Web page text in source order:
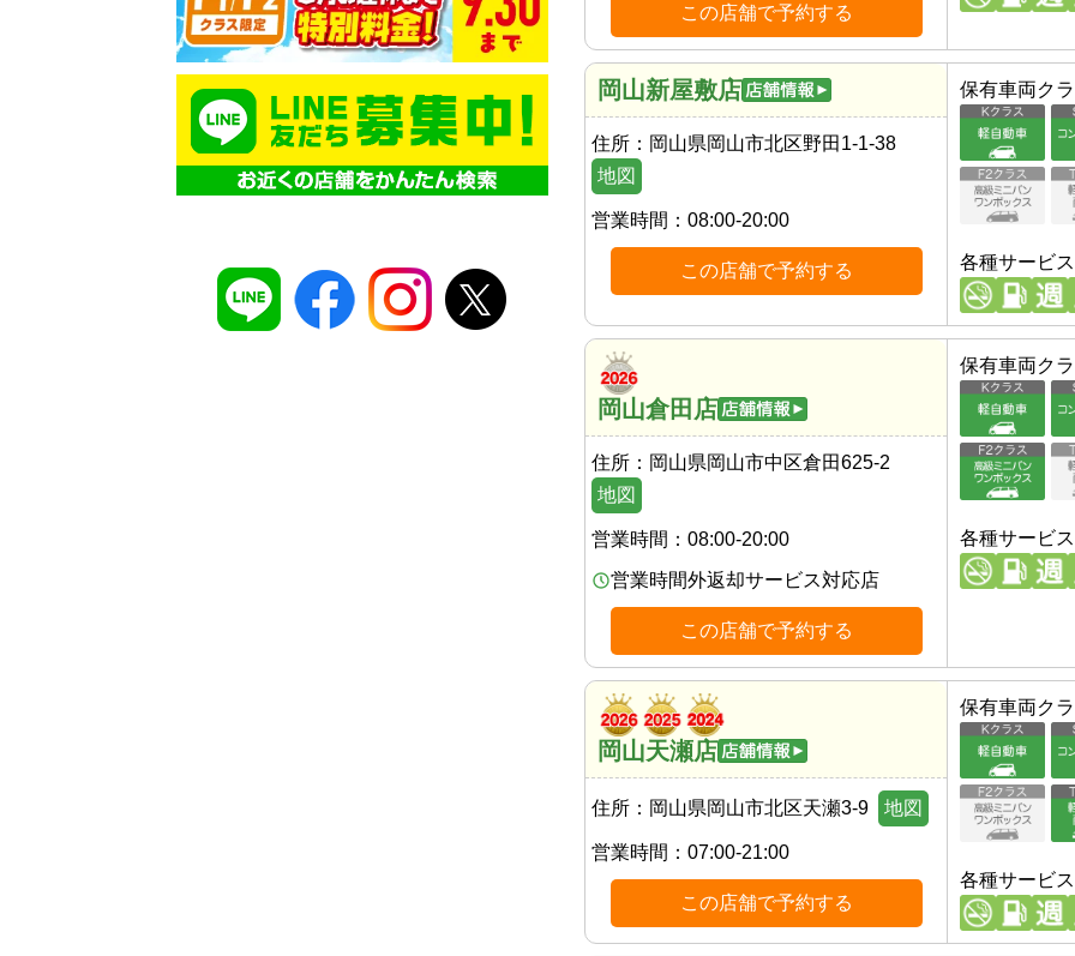
この店舗で予約する
岡山新屋敷店
住所： 岡山県岡山市北区野田1-1-38
地図
営業時間： 08:00-20:00
この店舗で予約する
保有車両ク
各種サービス
岡山倉田店
住所： 岡山県岡山市中区倉田625-2
地図
営業時間： 08:00-20:00
営業時間外返却サービス対応店
この店舗で予約する
保有車両ク
各種サービス
岡山天瀬店
住所： 岡山県岡山市北区天瀬3-9 地図
営業時間： 07:00-21:00
この店舗で予約する
保有車両ク
各種サービス